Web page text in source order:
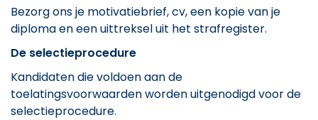
Bezorg ons je motivatiebrief, cv, een kopie van je
diploma en een uittreksel uit het strafregister.
De selectieprocedure
Kandidaten die voldoen aan de
toelatingsvoorwaarden worden uitgenodigd voor de
selectieprocedure.